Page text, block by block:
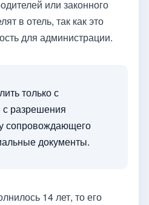
или законного
в отель, так как это
для администрации.
только с
разрешения
сопровождающего
документы.
14 лет, то его